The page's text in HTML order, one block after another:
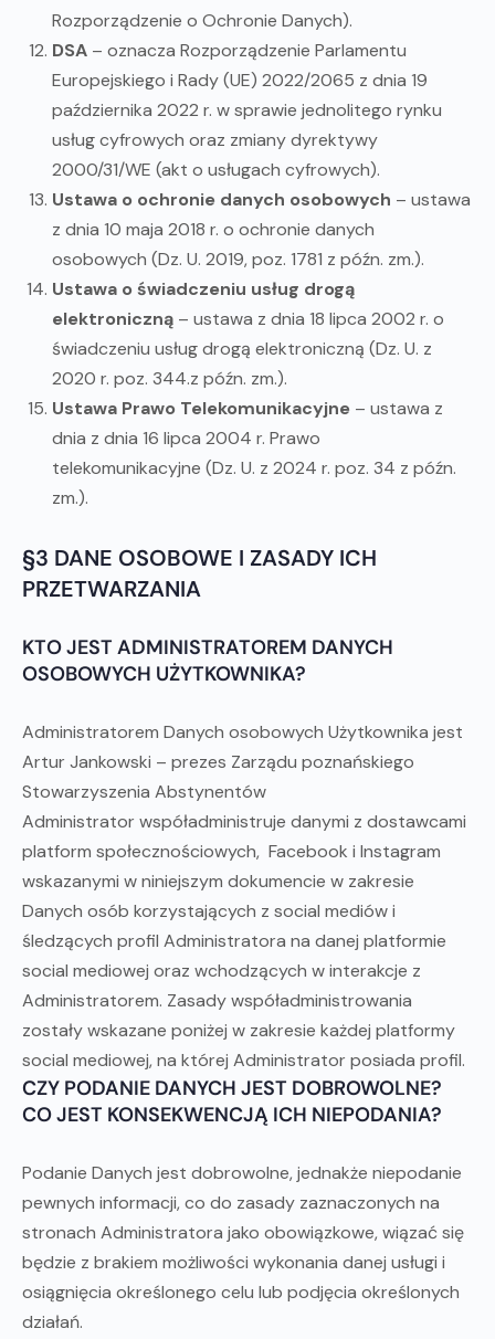
Rozporządzenie o Ochronie Danych).
DSA – oznacza Rozporządzenie Parlamentu
Europejskiego i Rady (UE) 2022/2065 z dnia 19
października 2022 r. w sprawie jednolitego rynku
usług cyfrowych oraz zmiany dyrektywy
2000/31/WE (akt o usługach cyfrowych).
Ustawa o ochronie danych osobowych – ustawa
z dnia 10 maja 2018 r. o ochronie danych
osobowych (Dz. U. 2019, poz. 1781 z późn. zm.).
Ustawa o świadczeniu usług drogą
elektroniczną – ustawa z dnia 18 lipca 2002 r. o
świadczeniu usług drogą elektroniczną (Dz. U. z
2020 r. poz. 344.z późn. zm.).
Ustawa Prawo Telekomunikacyjne – ustawa z
dnia z dnia 16 lipca 2004 r. Prawo
telekomunikacyjne (Dz. U. z 2024 r. poz. 34 z późn.
zm.).
§3 DANE OSOBOWE I ZASADY ICH
PRZETWARZANIA
KTO JEST ADMINISTRATOREM DANYCH
OSOBOWYCH UŻYTKOWNIKA?
Administratorem Danych osobowych Użytkownika jest
Artur Jankowski – prezes Zarządu poznańskiego
Stowarzyszenia Abstynentów
Administrator współadministruje danymi z dostawcami
platform społecznościowych, Facebook i Instagram
wskazanymi w niniejszym dokumencie w zakresie
Danych osób korzystających z social mediów i
śledzących profil Administratora na danej platformie
social mediowej oraz wchodzących w interakcje z
Administratorem. Zasady współadministrowania
zostały wskazane poniżej w zakresie każdej platformy
social mediowej, na której Administrator posiada profil.
CZY PODANIE DANYCH JEST DOBROWOLNE?
CO JEST KONSEKWENCJĄ ICH NIEPODANIA?
Podanie Danych jest dobrowolne, jednakże niepodanie
pewnych informacji, co do zasady zaznaczonych na
stronach Administratora jako obowiązkowe, wiązać się
będzie z brakiem możliwości wykonania danej usługi i
osiągnięcia określonego celu lub podjęcia określonych
działań.